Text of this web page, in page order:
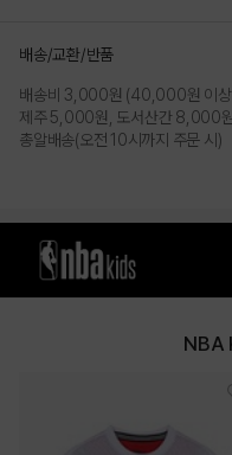
배송/교환/반품
배송비 3,000원 (40,000원 이상
제주 5,000원, 도서산간 8,000원
총알배송(오전 10시까지 주문 시)
NBA